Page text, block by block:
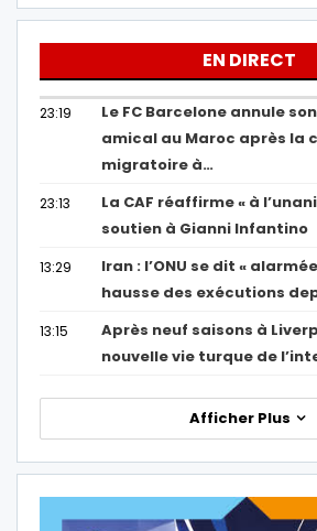
EN DIRECT
23:19
Le FC Barcelone annule
amical au Maroc après la
migratoire à…
23:13
La CAF réaffirme « à
soutien à Gianni Infantino
13:29
Iran : l’ONU se dit «
hausse des exécutions
13:15
Après neuf saisons à
nouvelle vie turque de
Afficher Plus